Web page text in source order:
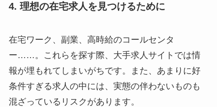
4. 理想の在宅求人を見つけるために
在宅ワーク、副業、高時給のコールセンタ
ー……。これらを探す際、大手求人サイトでは情
報が埋もれてしまいがちです。また、あまりに好
条件すぎる求人の中には、実態の伴わないものも
混ざっているリスクがあります。